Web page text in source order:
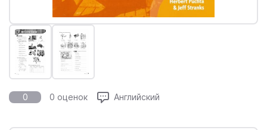
0 0 оценок Английский